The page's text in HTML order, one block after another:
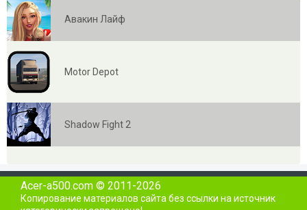
Авакин Лайф
Motor Depot
Shadow Fight 2
Acer-a500.com © 2011-2026
Копирование материалов сайта без ссылки на источник